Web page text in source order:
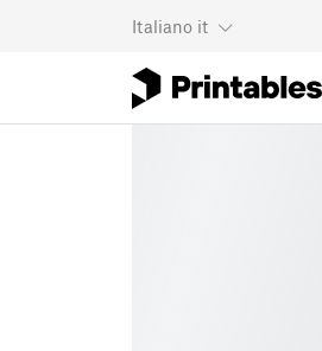
Italiano it